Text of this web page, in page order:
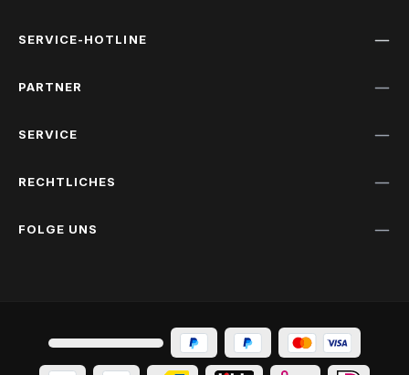
SERVICE-HOTLINE
PARTNER
SERVICE
RECHTLICHES
FOLGE UNS